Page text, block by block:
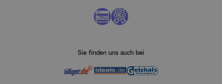
Sie finden uns auch bei